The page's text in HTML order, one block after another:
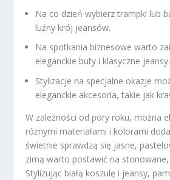
Na co dzień wybierz trampki lub
luźny krój jeansów.
Na spotkania biznesowe warto
eleganckie buty i klasyczne jeansy.
Stylizacje na specjalne okazje
eleganckie akcesoria, takie jak
W zależności od pory roku, można
różnymi materiałami i kolorami
świetnie sprawdzą się jasne,
zimą warto postawić na
Stylizując białą koszulę i jeansy,